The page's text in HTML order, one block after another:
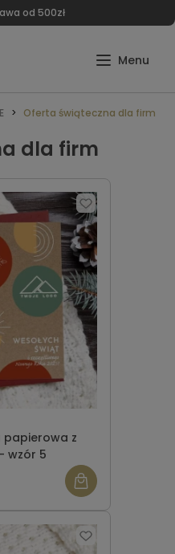
od 500zł
Oferta świąteczna dla firm
dla firm
papierowa z
logo- rozkładana- wzór 5